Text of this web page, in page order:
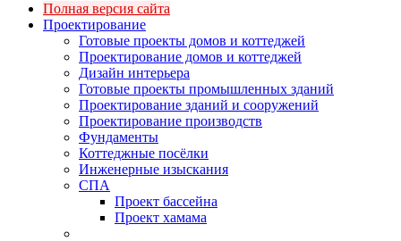
Полная версия сайта
Проектирование
Готовые проекты домов и коттеджей
Проектирование домов и коттеджей
Дизайн интерьера
Готовые проекты промышленных зданий
Проектирование зданий и сооружений
Проектирование производств
Фундаменты
Коттеджные посёлки
Инженерные изыскания
СПА
Проект бассейна
Проект хамама